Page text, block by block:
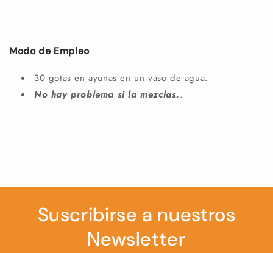
Modo de Empleo
30 gotas en ayunas en un vaso de agua.
No hay problema si la mezclas..
Suscribirse a nuestros
Newsletter